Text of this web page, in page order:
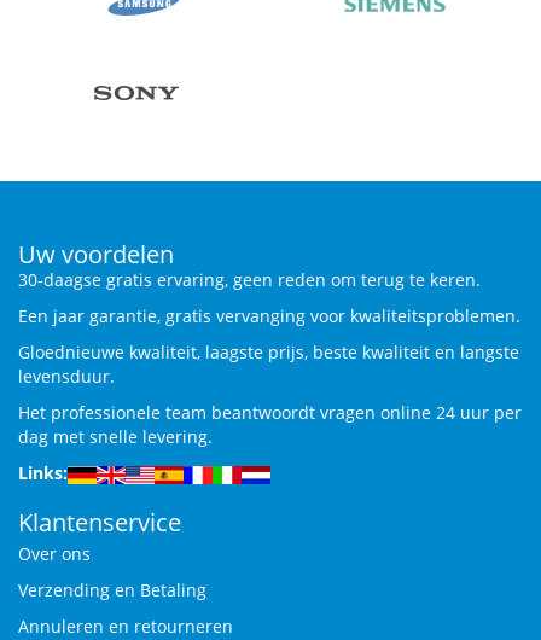
Uw voordelen
30-daagse gratis ervaring, geen reden om terug te keren.
Een jaar garantie, gratis vervanging voor kwaliteitsproblemen.
Gloednieuwe kwaliteit, laagste prijs, beste kwaliteit en langste
levensduur.
Het professionele team beantwoordt vragen online 24 uur per
dag met snelle levering.
Links:
Klantenservice
Over ons
Verzending en Betaling
Annuleren en retourneren